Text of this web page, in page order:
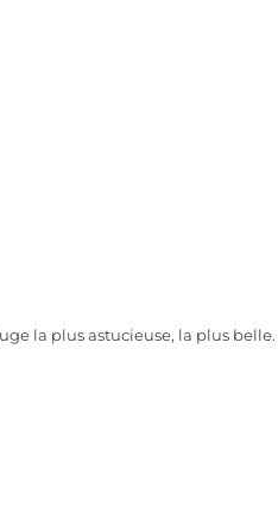
la plus astucieuse, la plus belle.